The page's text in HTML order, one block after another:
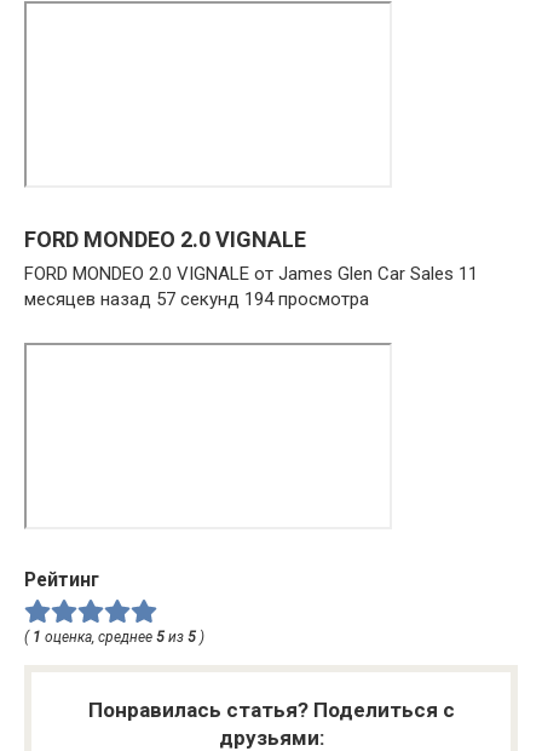
FORD MONDEO 2.0 VIGNALE
FORD MONDEO 2.0 VIGNALE от James Glen Car Sales 11
месяцев назад 57 секунд 194 просмотра
Рейтинг
( 1 оценка, среднее 5 из 5 )
Понравилась статья? Поделиться с
друзьями: